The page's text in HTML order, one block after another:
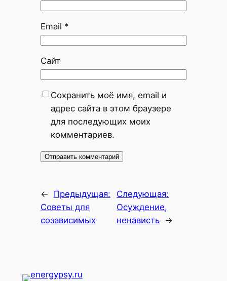
Email *
Сайт
Сохранить моё имя, email и
адрес сайта в этом браузере
для последующих моих
комментариев.
←
Предыдущая:
Советы для
созависимых
Следующая:
Осуждение,
ненависть →